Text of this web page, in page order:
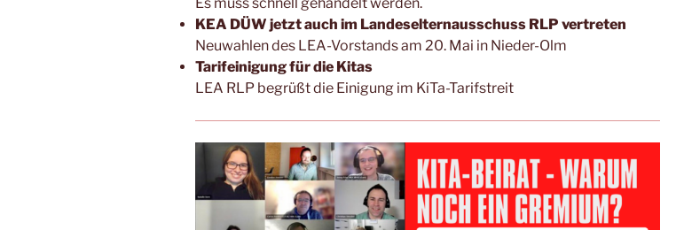
KEA DÜW jetzt auch im Landeselternausschuss RLP vertreten
Neuwahlen des LEA-Vorstands am 20. Mai in Nieder-Olm
Tarifeinigung für die Kitas
LEA RLP begrüßt die Einigung im KiTa-Tarifstreit